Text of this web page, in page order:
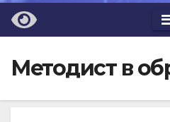
Методист в